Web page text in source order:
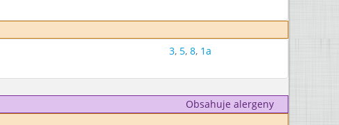
3, 5, 8, 1a
Obsahuje alergeny